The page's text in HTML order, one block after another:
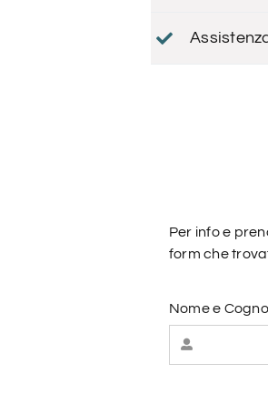
Per info e
form che
Nome e